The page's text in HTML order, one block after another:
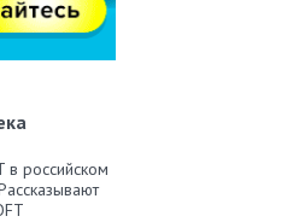
в российском